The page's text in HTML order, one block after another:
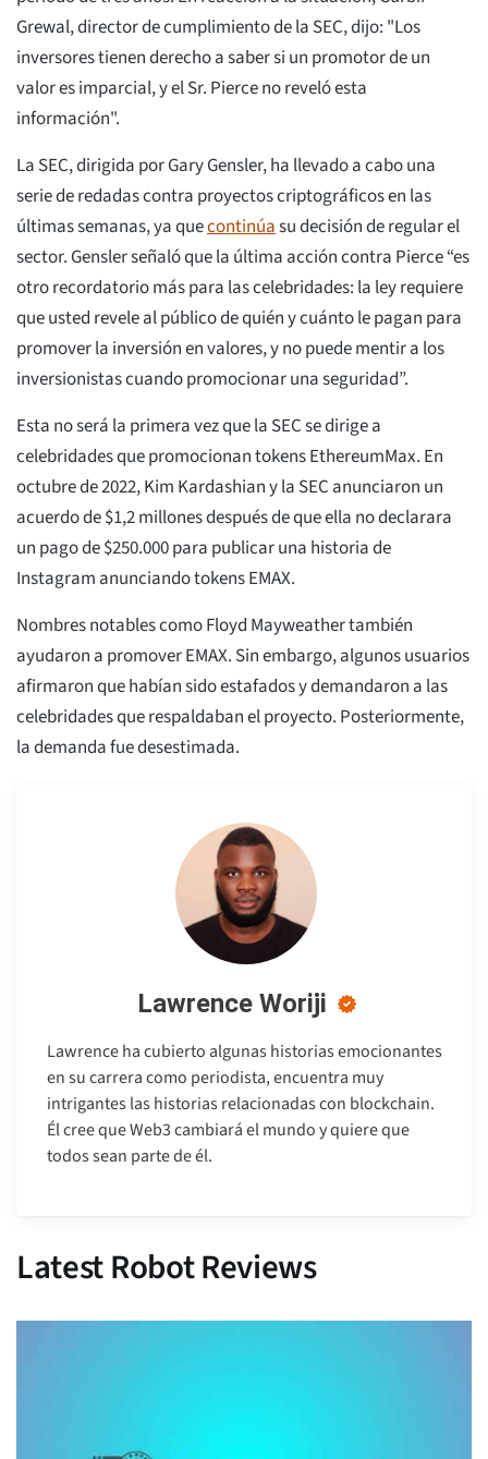
Grewal, director de cumplimiento de la SEC, dijo: "Los
inversores tienen derecho a saber si un promotor de un
valor es imparcial, y el Sr. Pierce no reveló esta
información".
La SEC, dirigida por Gary Gensler, ha llevado a cabo una
serie de redadas contra proyectos criptográficos en las
últimas semanas, ya quecontinúasu decisión de regular el
sector. Gensler señaló que la última acción contra Pierce “es
otro recordatorio más para las celebridades: la ley requiere
que usted revele al público de quién y cuánto le pagan para
promover la inversión en valores, y no puede mentir a los
inversionistas cuando promocionar una seguridad”.
Esta no será la primera vez que la SEC se dirige a
celebridades que promocionan tokens EthereumMax. En
octubre de 2022, Kim Kardashian y la SEC anunciaron un
acuerdo de $1,2 millones después de que ella no declarara
un pago de $250.000 para publicar una historia de
Instagram anunciando tokens EMAX.
Nombres notables como Floyd Mayweather también
ayudaron a promover EMAX. Sin embargo, algunos usuarios
afirmaron que habían sido estafados y demandaron a las
celebridades que respaldaban el proyecto. Posteriormente,
la demanda fue desestimada.
Lawrence Woriji
Lawrence ha cubierto algunas historias emocionantes
en su carrera como periodista, encuentra muy
intrigantes las historias relacionadas con blockchain.
Él cree que Web3 cambiará el mundo y quiere que
todos sean parte de él.
Latest Robot Reviews